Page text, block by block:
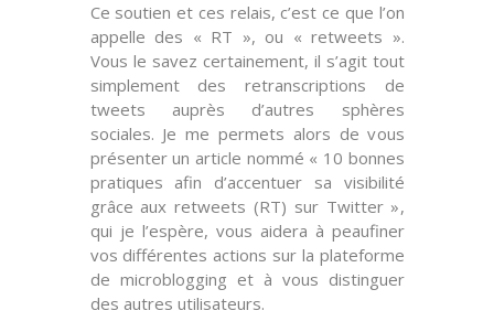
Ce soutien et ces relais, c’est ce que l’on
appelle des « RT », ou « retweets ».
Vous le savez certainement, il s’agit tout
simplement des retranscriptions de
tweets auprès d’autres sphères
sociales. Je me permets alors de vous
présenter un article nommé « 10 bonnes
pratiques afin d’accentuer sa visibilité
grâce aux retweets (RT) sur Twitter »,
qui je l’espère, vous aidera à peaufiner
vos différentes actions sur la plateforme
de microblogging et à vous distinguer
des autres utilisateurs.